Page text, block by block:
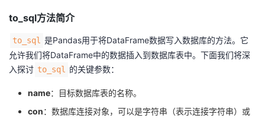
to_sql方法简介
to_sql 是Pandas用于将DataFrame数据写入数据库的方法。它
允许我们将DataFrame中的数据插入到数据库表中。下面我们将深
入探讨 to_sql 的关键参数：
name：目标数据库表的名称。
con：数据库连接对象，可以是字符串（表示连接字符串）或